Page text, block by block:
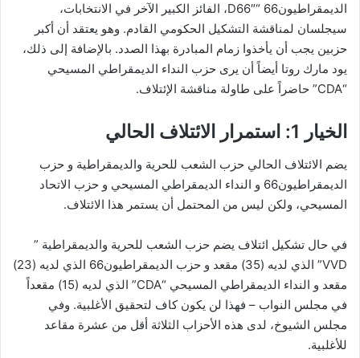
الديمقراطيون66 “D66″، الفائز الكبير الآخر في الانتخابات،
سيجلسان لمناقشة التشكيل الحكومي القادم. وهو يعتقد أن أكبر
حزبين يجب أن يأخذوا زمام المبادرة بهذا الصدد. بالإضافة إلى ذلك،
يود مارك روتا أيضاً أن يرى حزب النداء الديمقراطي المسيحي
“CDA” حاضراً على طاولة مناقشة الإئتلاف.
الخيار 1: استمرار الائتلاف الحالي
يضم الائتلاف الحالي حزب الشعب للحرية والديمقراطية و حزب
الديمقراطيون66 و النداء الديمقراطي المسيحي و حزب الاتحاد
المسيحي، ولكن ليس من المحتمل أن يستمر هذا الائتلاف.
في حال تشكيل ائتلاف يضم حزب الشعب للحرية والديمقراطية ”
VVD” الذي لديه (35) مقعد و حزب الديمقراطيون66 الذي لديه (23)
مقعد و النداء الديمقراطي المسيحي “CDA” الذي لديه (15) مقعداً
في مجلس النواب – فهذا لن يكون كاف لتحقيق الأغلبية. وفي
مجلس الشيوخ، لدى هذه الأحزاب الثلاثة أقل من عشرة مقاعد
للأغلبية.